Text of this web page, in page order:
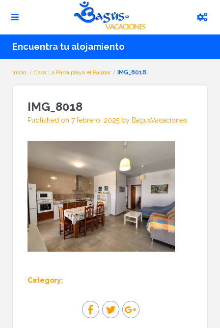
Encuentra tu alojamiento
Inicio Casa La Parra playa el Palmar IMG_8018
IMG_8018
Published on 7 febrero, 2025 by BagusVacaciones
Category: